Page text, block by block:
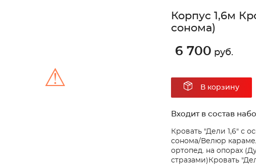
⚠
Корпус 1,6м
сонома)
6 700 руб.
В корзину
Входит в состав
Кровать "Дели 1,6" с
сонома/Велюр
ортопед. на опорах
стразами) Кровать